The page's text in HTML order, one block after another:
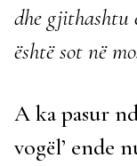
dhe gjithashtu
është sot në
A ka pasur
vogël’ ende